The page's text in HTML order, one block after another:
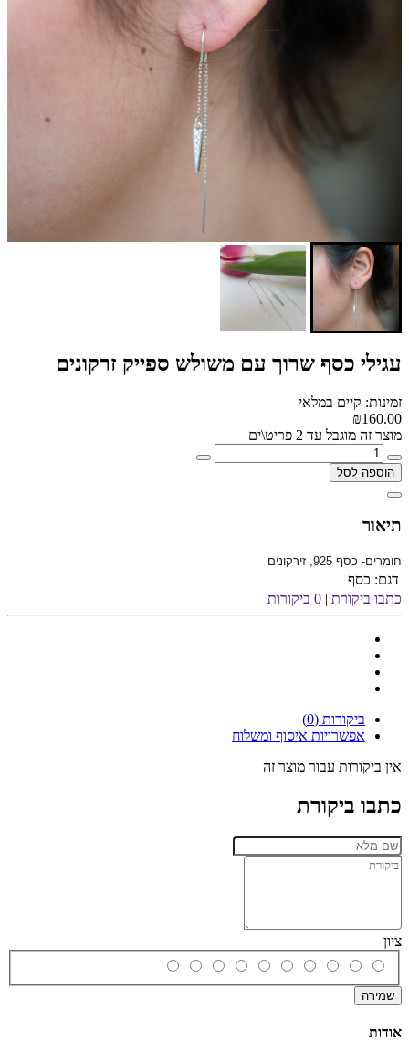
עגילי כסף שרוך עם משולש ספייק זרקונים
זמינות: קיים במלאי
₪160.00
מוצר זה מוגבל עד 2 פריט\ים
הוספה לסל
תיאור
חומרים- כסף 925, זירקונים
דגם: כסף
כתבו ביקורת | 0 ביקורות
ביקורות (0)
אפשרויות איסוף ומשלוח
אין ביקורות עבור מוצר זה
כתבו ביקורת
ציון
שמירה
אודות